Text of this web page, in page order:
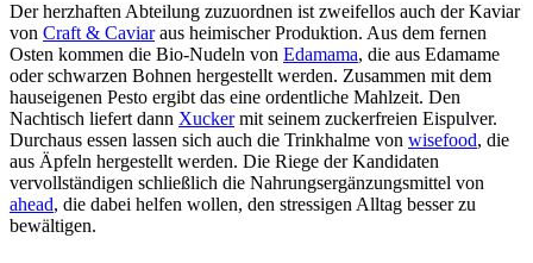
Der herzhaften Abteilung zuzuordnen ist zweifellos auch der Kaviar
von Craft & Caviaraus heimischer Produktion. Aus dem fernen
Osten kommen die Bio-Nudeln von Edamama, die aus Edamame
oder schwarzen Bohnen hergestellt werden. Zusammen mit dem
hauseigenen Pesto ergibt das eine ordentliche Mahlzeit. Den
Nachtisch liefert dann Xuckermit seinem zuckerfreien Eispulver.
Durchaus essen lassen sich auch die Trinkhalme von wisefood, die
aus Äpfeln hergestellt werden. Die Riege der Kandidaten
vervollständigen schließlich die Nahrungsergänzungsmittel von
ahead, die dabei helfen wollen, den stressigen Alltag besser zu
bewältigen.